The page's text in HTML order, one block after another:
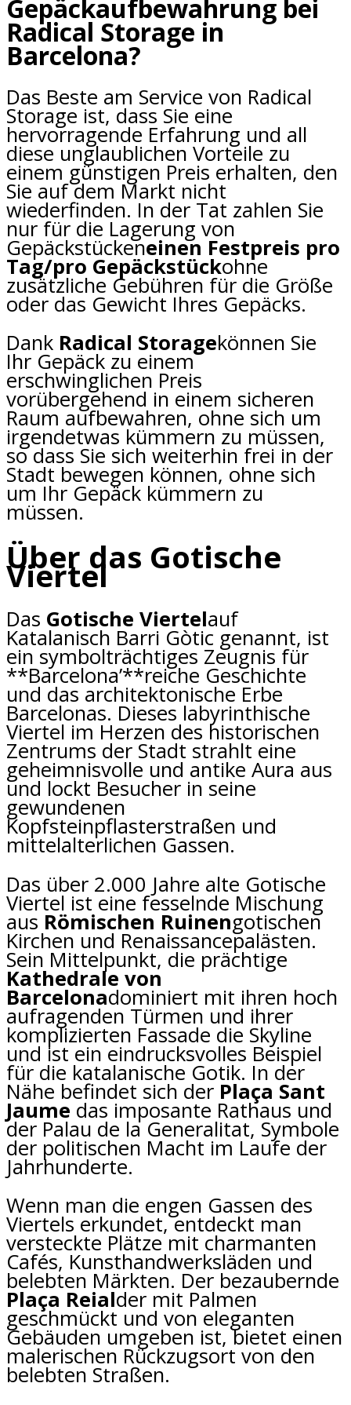
Gepäckaufbewahrung bei
Radical Storage in
Barcelona?
Das Beste am Service von Radical
Storage ist, dass Sie eine
hervorragende Erfahrung und all
diese unglaublichen Vorteile zu
einem günstigen Preis erhalten, den
Sie auf dem Markt nicht
wiederfinden. In der Tat zahlen Sie
nur für die Lagerung von
Gepäckstückeneinen Festpreis pro
Tag/pro Gepäckstückohne
zusätzliche Gebühren für die Größe
oder das Gewicht Ihres Gepäcks.
Dank Radical Storagekönnen Sie
Ihr Gepäck zu einem
erschwinglichen Preis
vorübergehend in einem sicheren
Raum aufbewahren, ohne sich um
irgendetwas kümmern zu müssen,
so dass Sie sich weiterhin frei in der
Stadt bewegen können, ohne sich
um Ihr Gepäck kümmern zu
müssen.
Über das Gotische
Viertel
Das Gotische Viertelauf
Katalanisch Barri Gòtic genannt, ist
ein symbolträchtiges Zeugnis für
**Barcelona’**reiche Geschichte
und das architektonische Erbe
Barcelonas. Dieses labyrinthische
Viertel im Herzen des historischen
Zentrums der Stadt strahlt eine
geheimnisvolle und antike Aura aus
und lockt Besucher in seine
gewundenen
Kopfsteinpflasterstraßen und
mittelalterlichen Gassen.
Das über 2.000 Jahre alte Gotische
Viertel ist eine fesselnde Mischung
aus Römischen Ruinengotischen
Kirchen und Renaissancepalästen.
Sein Mittelpunkt, die prächtige
Kathedrale von
Barcelonadominiert mit ihren hoch
aufragenden Türmen und ihrer
komplizierten Fassade die Skyline
und ist ein eindrucksvolles Beispiel
für die katalanische Gotik. In der
Nähe befindet sich der Plaça Sant
Jaume das imposante Rathaus und
der Palau de la Generalitat, Symbole
der politischen Macht im Laufe der
Jahrhunderte.
Wenn man die engen Gassen des
Viertels erkundet, entdeckt man
versteckte Plätze mit charmanten
Cafés, Kunsthandwerksläden und
belebten Märkten. Der bezaubernde
Plaça Reialder mit Palmen
geschmückt und von eleganten
Gebäuden umgeben ist, bietet einen
malerischen Rückzugsort von den
belebten Straßen.